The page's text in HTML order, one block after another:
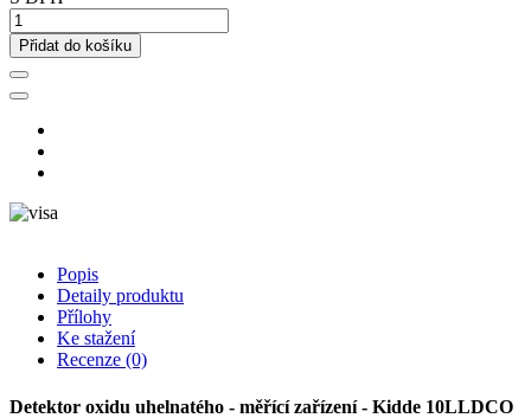
Přidat do košíku
Popis
Detaily produktu
Přílohy
Ke stažení
Recenze (0)
Detektor oxidu uhelnatého - měřící zařízení - Kidde 10LLDCO